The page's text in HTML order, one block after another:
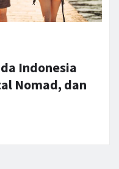
Indonesia
Nomad, dan